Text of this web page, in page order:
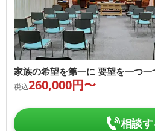
家族の希望を第一に 要望を一つ
税込260,000円〜
相談